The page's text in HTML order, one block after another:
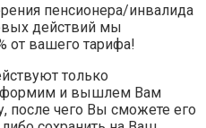
пенсионера/инвалида
действий мы
от вашего тарифа!
только
и вышлем Вам
после чего Вы сможете его